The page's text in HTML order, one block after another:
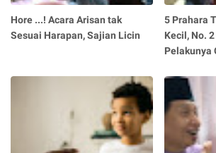
Hore ...! Acara Arisan tak
Sesuai Harapan, Sajian Licin
5 Prahara
Kecil, No.
Pelakunya